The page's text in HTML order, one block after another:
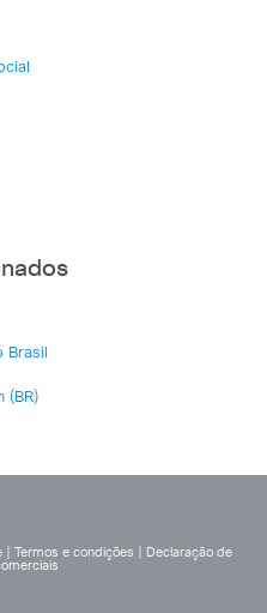
Brasil
(BR)
Termos e condições
Declaração de